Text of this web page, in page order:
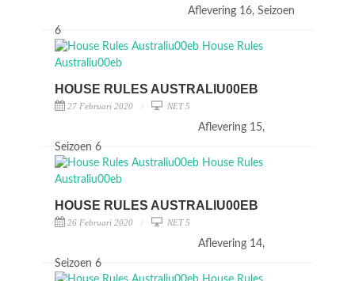
Aflevering 16, Seizoen
6
HOUSE RULES AUSTRALIU00EB
27 Februari 2020 NET 5
Aflevering 15,
Seizoen 6
HOUSE RULES AUSTRALIU00EB
26 Februari 2020 NET 5
Aflevering 14,
Seizoen 6